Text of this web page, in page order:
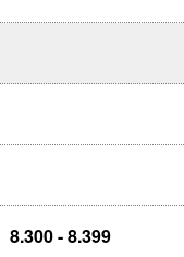
8.300 - 8.399